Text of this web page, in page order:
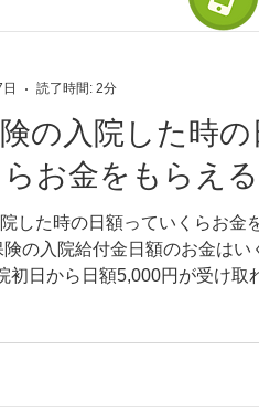
の入院した時の
お金をもらえ
した時の日額っていくらお金
険の入院給付金日額のお金はい
初日から日額5,000円が受け取
読了時間: 2分